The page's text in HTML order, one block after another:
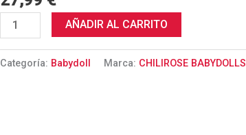
cantidad
AÑADIR AL CARRITO
Categoría: Babydoll Marca: CHILIROSE BABYDOLLS